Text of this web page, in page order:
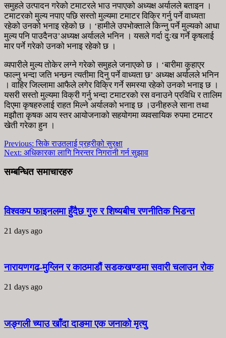
समुहले उत्पादन गरेको टमाटरले भाउ नपाएको अध्यक्ष अर्यालले बताइन ।
टमाटरको मुल्य नपाए पछि सस्तो मुल्यमा टमाटर विक्रि गर्नु पर्ने वाध्यता
रहेको उनको भनाइ रहेको छ । ‘हामीले उपभोक्ताले किन्नु पर्ने मुल्यको आधा
मुल्य पनि पाउदैनउ’अध्यक्ष अर्यालले भनिन । यसले गर्दा दुःख गर्ने कृषलाई
मार पर्ने गरेको उनको भनाइ रहेको छ ।
व्यपारीले मुल्य तोकेर लग्ने गरेको समुहले जनाएको छ । ‘बारीमा कुहाएर
फाल्नु भन्दा जति भन्छन त्यतीमा दिनु पर्ने वाध्यता छ’ अध्यक्ष अर्यालले भनिन
। वाहिर जिल्लामा आफैले लगेर विक्रि गर्ने समस्या रहेको उनको भनाइ छ ।
यसरी सस्तो मुल्यमा विक्री गर्नु भन्दा टमाटरको रस वनाउने प्रविधि र तालिम
दिएमा कृषहरुलाई राहत मिल्ने अर्यालको भनाइ छ ।उनीहरुले साना तथा
मझौता कृषक आय स्तर आयोजनाको सहयोगमा व्यवसायिक रुपमा टमाटर
खेती गरेका हुन ।
Previous: सिके राउतलाई प्रहरीको सुरक्षा
Next: अधिकारका लागि निरन्तर निगरानी गर्न सुझाव
सम्बन्धित समाचारहरु
विश्वकप फाइनलमा हुँदैछ गुरु र शिष्यबीच रणनीतिक भिडन्त
21 days ago
नारायणगढ-मुग्लिन र काठमाडौं सडकखण्डमा सवारी चलाउन रोक
21 days ago
जङ्गली च्याउ खाँदा दाङमा एक जनाको मृत्यु